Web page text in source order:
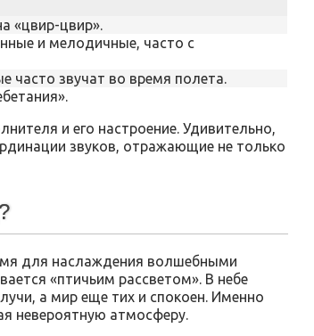
«цвир-цвир».
и мелодичные, часто с
часто звучат во время полета.
и его настроение. Удивительно,
звуков, отражающие не только
для наслаждения волшебными
«птичьим рассветом». В небе
а мир еще тих и спокоен. Именно
невероятную атмосферу.